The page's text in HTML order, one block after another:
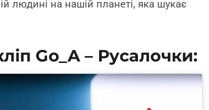
людині на нашій планеті, яка шукає
Go_A – Русалочки: